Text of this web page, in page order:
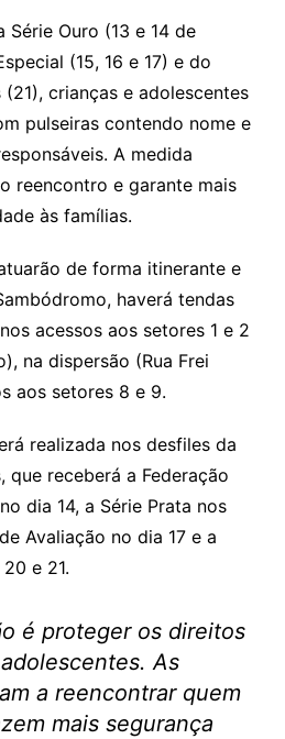
Série Ouro (13 e 14 de
(15, 16 e 17) e do
crianças e adolescentes
pulseiras contendo nome e
A medida
reencontro e garante mais
às famílias.
de forma itinerante e
haverá tendas
acessos aos setores 1 e 2
na dispersão (Rua Frei
aos setores 8 e 9.
realizada nos desfiles da
que receberá a Federação
dia 14, a Série Prata nos
Avaliação no dia 17 e a
e 21.
é proteger os direitos
As
a reencontrar quem
mais segurança